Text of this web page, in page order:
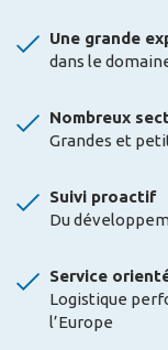
Une grande
dans le
Nombreux
Grandes et
Suivi proactif
Du
Service
Logistique
l’Europe